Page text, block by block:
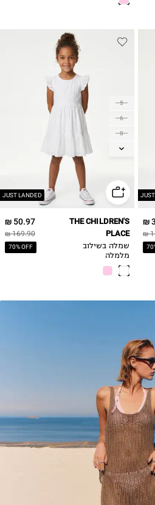
JUST LANDED
5
6
8
10
14
50.97 ₪
169.90 ₪
70% OFF
THE CHILDREN'S
PLACE
שמלה בשילוב
מלמלה